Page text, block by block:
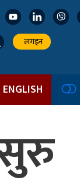
लगइन
ENGLISH